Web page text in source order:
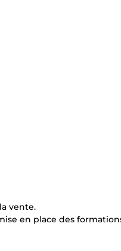
vente.
en place des